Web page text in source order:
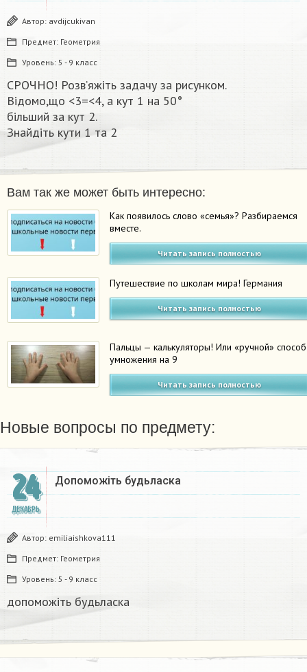
Автор: avdijcukivan
Предмет: Геометрия
Уровень: 5 - 9 класс
СРОЧНО! Розв’яжіть задачу за рисунком.
Вiдомо,що <3=<4, а кут 1 на 50°
більший за кут 2.
Знайдіть кути 1 та 2​
Вам так же может быть интересно:
Как появилось слово «семья»? Разбираемся
вместе.
Читать запись полностью
Путешествие по школам мира! Германия
Читать запись полностью
Пальцы — калькуляторы! Или «ручной» способ
умножения на 9
Читать запись полностью
Новые вопросы по предмету:
24
ДЕКАБРЬ
Допоможіть будьласка
Автор: emiliaishkova111
Предмет: Геометрия
Уровень: 5 - 9 класс
допоможіть будьласка